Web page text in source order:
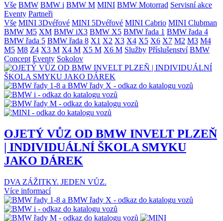
Vše BMW BMW i BMW M MINI BMW Motorrad Servisní akce
Eventy Partneři
Vše MINI 3Dvéřové MINI 5Dvéřové MINI Cabrio MINI Clubman
BMW M5 XM BMW iX3 BMW X5 BMW řada 1 BMW řada 4
BMW řada 5 BMW řada 8 X1 X2 X3 X4 X5 X6 X7 M2 M3 M4
M5 M8 Z4 X3 M X4 M X5 M X6 M Služby Příslušenství BMW
Concept Eventy Sokolov
OJETÝ VŮZ OD BMW INVELT PLZEŇ
| INDIVIDUÁLNÍ ŠKOLA SMYKU
JAKO DÁREK
DVA ZÁŽITKY. JEDEN VŮZ.
Více informací